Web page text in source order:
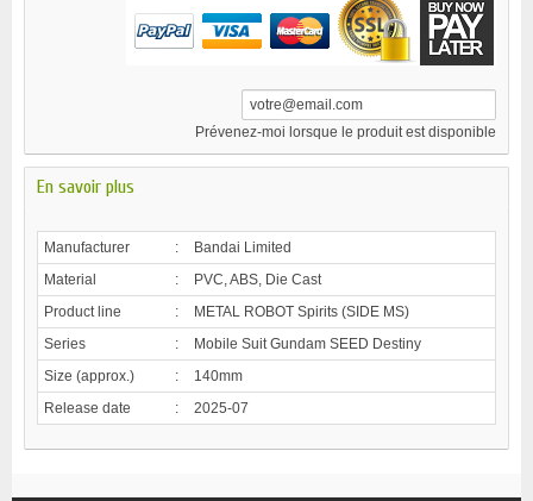
Prévenez-moi lorsque le produit est disponible
En savoir plus
Manufacturer :
Bandai Limited
Material
:
PVC, ABS, Die Cast
Product line
:
METAL ROBOT Spirits (SIDE MS)
Series
:
Mobile Suit Gundam SEED Destiny
Size (approx.)
:
140mm
Release date
: 2025-07